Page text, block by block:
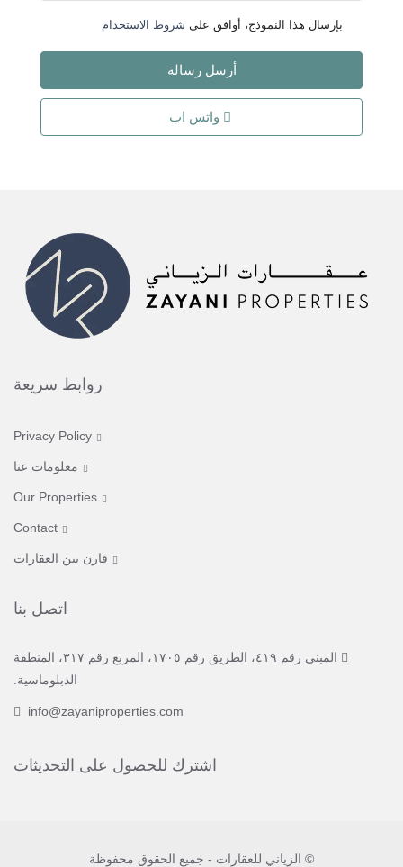
بإرسال هذا النموذج، أوافق على شروط الاستخدام
أرسل رسالة
واتس اب
روابط سريعة
Privacy Policy
معلومات عنا
Our Properties
Contact
قارن بين العقارات
اتصل بنا
المبنى رقم ٤١٩، الطريق رقم ١٧٠٥، المربع رقم ٣١٧، المنطقة
الدبلوماسية.
info@zayaniproperties.com
اشترك للحصول على التحديثات
© الزياني للعقارات - جميع الحقوق محفوظة